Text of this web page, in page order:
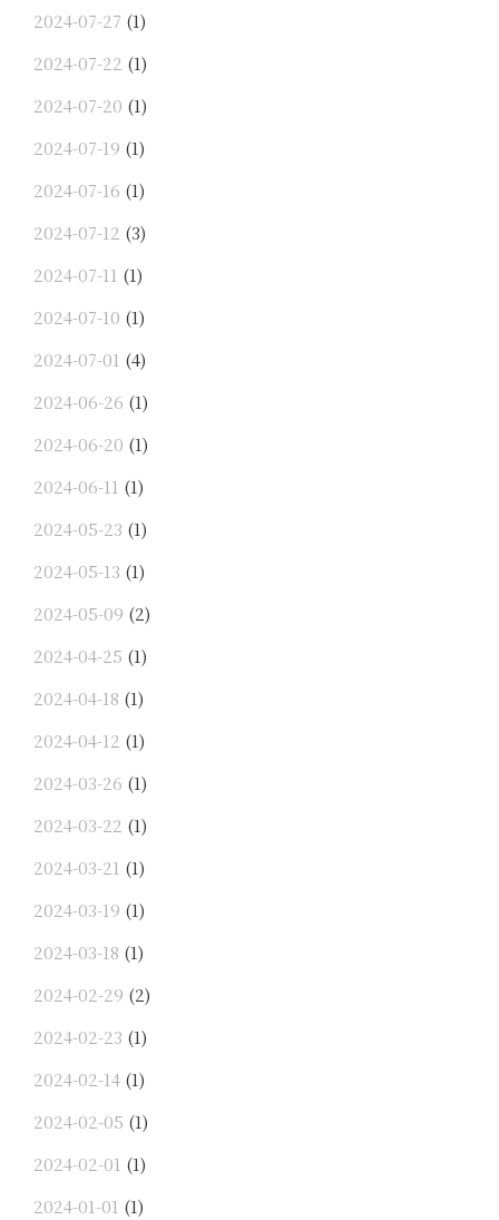
2024-07-27 (1)
2024-07-22 (1)
2024-07-20 (1)
2024-07-19 (1)
2024-07-16 (1)
2024-07-12 (3)
2024-07-11 (1)
2024-07-10 (1)
2024-07-01 (4)
2024-06-26 (1)
2024-06-20 (1)
2024-06-11 (1)
2024-05-23 (1)
2024-05-13 (1)
2024-05-09 (2)
2024-04-25 (1)
2024-04-18 (1)
2024-04-12 (1)
2024-03-26 (1)
2024-03-22 (1)
2024-03-21 (1)
2024-03-19 (1)
2024-03-18 (1)
2024-02-29 (2)
2024-02-23 (1)
2024-02-14 (1)
2024-02-05 (1)
2024-02-01 (1)
2024-01-01 (1)